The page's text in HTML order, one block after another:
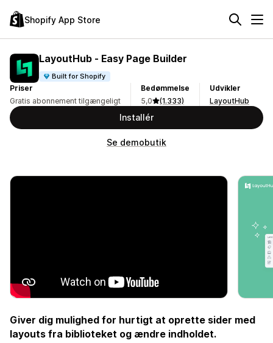
Shopify App Store
LayoutHub ‑ Easy Page Builder
Built for Shopify
Priser
Gratis abonnement tilgængeligt
Bedømmelse
5,0
(1.333)
Udvikler
LayoutHub
Installér
Se demobutik
Giver dig mulighed for hurtigt at oprette sider med
layouts fra biblioteket og ændre indholdet.